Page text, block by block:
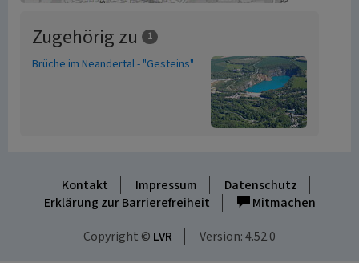
Zugehörig zu 1
Brüche im Neandertal - "Gesteins"
Kontakt Impressum
Datenschutz
Erklärung zur Barrierefreiheit
Mitmachen
Copyright © LVR Version: 4.52.0